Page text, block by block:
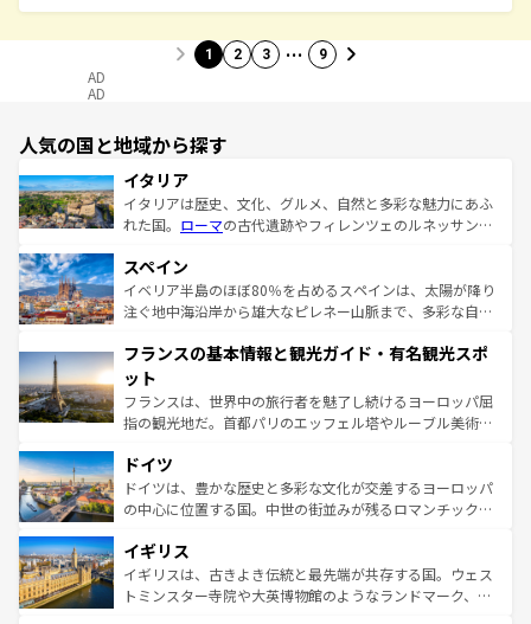
1 2 3 … 9
AD
AD
人気の国と地域から探す
イタリア
イタリアは歴史、文化、グルメ、自然と多彩な魅力にあふ
れた国。 ローマの古代遺跡やフィレンツェのルネッサンス
ろん、トスカーナの美しい田園風景やアマルフィ海岸の絶
景など、自然景観も見逃せない。観光の合間には、本場の
ピザやパスタなど、絶品のイタリア料理を堪能することも
ませてくれるイタリアで、忘れられない旅をしてみよう！
なお、新着のイタリア情報は
しい。
スペイン
イベリア半島のほぼ80％を占めるスペインは、太陽が降り
注ぐ地中海沿岸から雄大なピレネー山脈まで、多彩な自然
文化が根付くこの国では、情熱的なフラメンコ、熱気あふ
れる闘牛、そして美味しいタパスが生活の一部となってい
る。首都マドリードの洗練された雰囲気や、バルセロナの
アートに溢れた街角から、地方では古代ローマ遺跡や中世
せる。地方によって風土や気候が異なるスペインはその個
性で訪れる人を魅了する。 なお、新着のスペイン情報は コ
ンテンツ一覧を参照してほしい。
フランスの基本情報と観光ガイド・有名観光スポ
ット
フランスは、世界中の旅行者を魅了し続けるヨーロッパ屈
指の観光地だ。首都パリのエッフェル塔やルーブル美術館
で、幅広い魅力が詰まっている。華麗な宮殿、歴史的な大
聖堂、美しいビーチ、そして豊かな自然が、訪れる者を心
から魅了する。また、フランスは美食の国としても知ら
いる。シャンパンの発祥地であるランス、プロヴァンスの
香り高いラベンダー畑など、多彩な楽しみ方が可能だ。さ
らに、パリ以外の地域にも魅力が溢れており、どの街角に
ドイツ
ドイツは、豊かな歴史と多彩な文化が交差するヨーロッパ
の中心に位置する国。中世の街並みが残るロマンチック街
顔を持つこの国は、どこを歩いても飽きることがない。ベ
ルリンの文化的活気、バイエルン州のアルプスの絶景、そ
してライン川沿いのワイン畑といった風景は必見。ビール
イギリス
イギリスは、古きよき伝統と最先端が共存する国。ウェス
トミンスター寺院や大英博物館のようなランドマーク、歴